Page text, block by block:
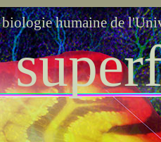
biologie humaine de